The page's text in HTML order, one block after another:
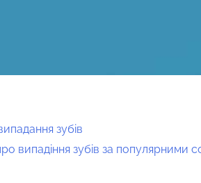
зубів
випадіння зубів за популярними